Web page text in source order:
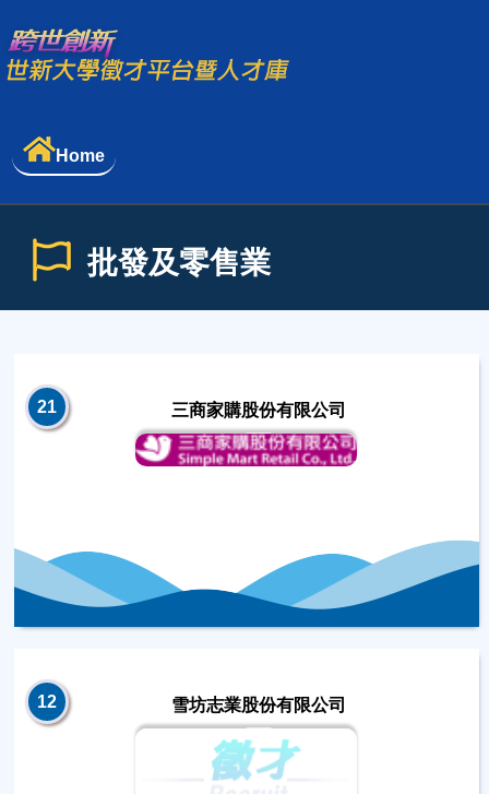
Home
批發及零售業
21 三商家購股份有限公司
12 雪坊志業股份有限公司